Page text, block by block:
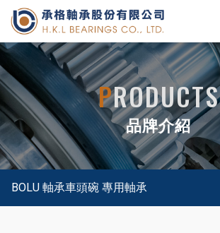
PRODUCTS
品牌介紹
BOLU 軸承車頭碗 專用軸承